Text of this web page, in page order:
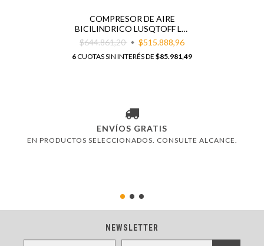
COMPRESOR DE AIRE
BICILINDRICO LUSQTOFF LC-
40100 4HP 100 LITROS
$644.861,20 $515.888,96
6CUOTAS SIN INTERÉS DE $85.981,49
ENVÍOS GRATIS
EN PRODUCTOS SELECCIONADOS. CONSULTE ALCANCE.
NEWSLETTER